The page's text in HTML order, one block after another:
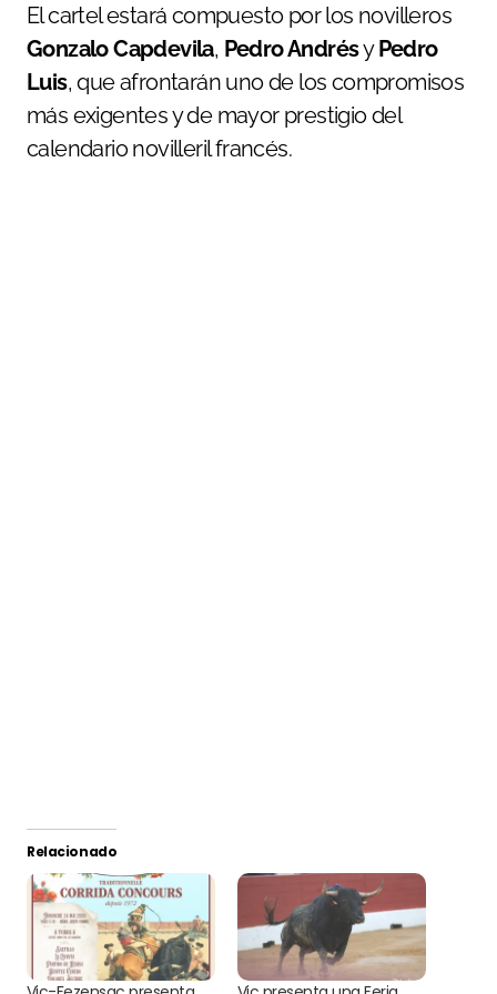
El cartel estará compuesto por los novilleros
Gonzalo Capdevila, Pedro Andrésy Pedro
Luis, que afrontarán uno de los compromisos
más exigentes y de mayor prestigio del
calendario novilleril francés.
Relacionado